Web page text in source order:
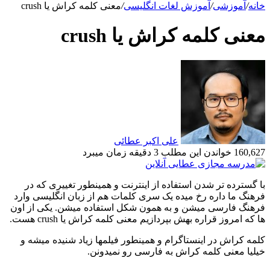
خانه/ آموزشی/ آموزش لغات انگلیسی/معنی کلمه کراش یا crush
معنی کلمه کراش یا crush
علی اکبر عطائی
160,627 خواندن این مطلب 3 دقیقه زمان میبرد
با گسترده تر شدن استفاده از اینترنت و همینطور تغییری که در
فرهنگ ما داره رخ میده یک سری کلمات هم از زبان انگلیسی وارد
فرهنگ فارسی میشن و به همون شکل استفاده میشن. یکی از اون
ها که امروز قراره بهش بپردازیم معنی کلمه کراش یا crush هست.
کلمه کراش در اینستاگرام و همینطور فیلمها زیاد شنیده میشه و
خیلیا معنی کلمه کراش به فارسی رو نمیدونن.